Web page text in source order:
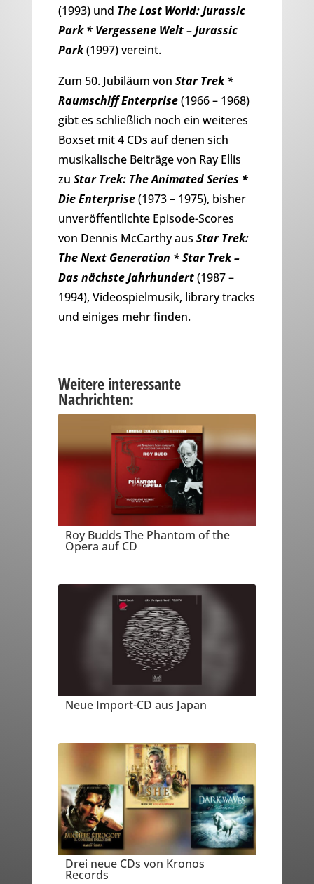
(1993) und The Lost World: Jurassic
Park * Vergessene Welt – Jurassic
Park(1997) vereint.
Zum 50. Jubiläum von Star Trek *
Raumschiff Enterprise(1966 – 1968)
gibt es schließlich noch ein weiteres
Boxset mit 4 CDs auf denen sich
musikalische Beiträge von Ray Ellis
zu Star Trek: The Animated Series *
Die Enterprise(1973 – 1975), bisher
unveröffentlichte Episode-Scores
von Dennis McCarthy aus Star Trek:
The Next Generation * Star Trek –
Das nächste Jahrhundert(1987 –
1994), Videospielmusik, library tracks
und einiges mehr finden.
Weitere interessante
Nachrichten:
Roy Budds The Phantom of the
Opera auf CD
Neue Import-CD aus Japan
Drei neue CDs von Kronos
Records